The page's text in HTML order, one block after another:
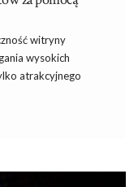
witryny
wysokich
atrakcyjnego
potrzeby i